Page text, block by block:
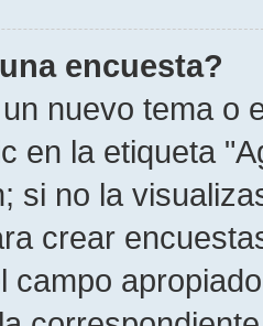
encuesta?
nuevo tema o
en la etiqueta
si no la
crear
campo